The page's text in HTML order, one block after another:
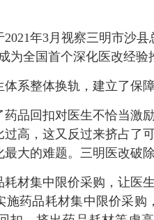
年3月视察三明市沙县
为全国首个深化医改经验
整体换轨，建立了保
回扣对医生不恰当激励
高，这又反过来挤占了
大的难题。三明医改破
集中限价采购，让医生
施药品耗材集中限价采